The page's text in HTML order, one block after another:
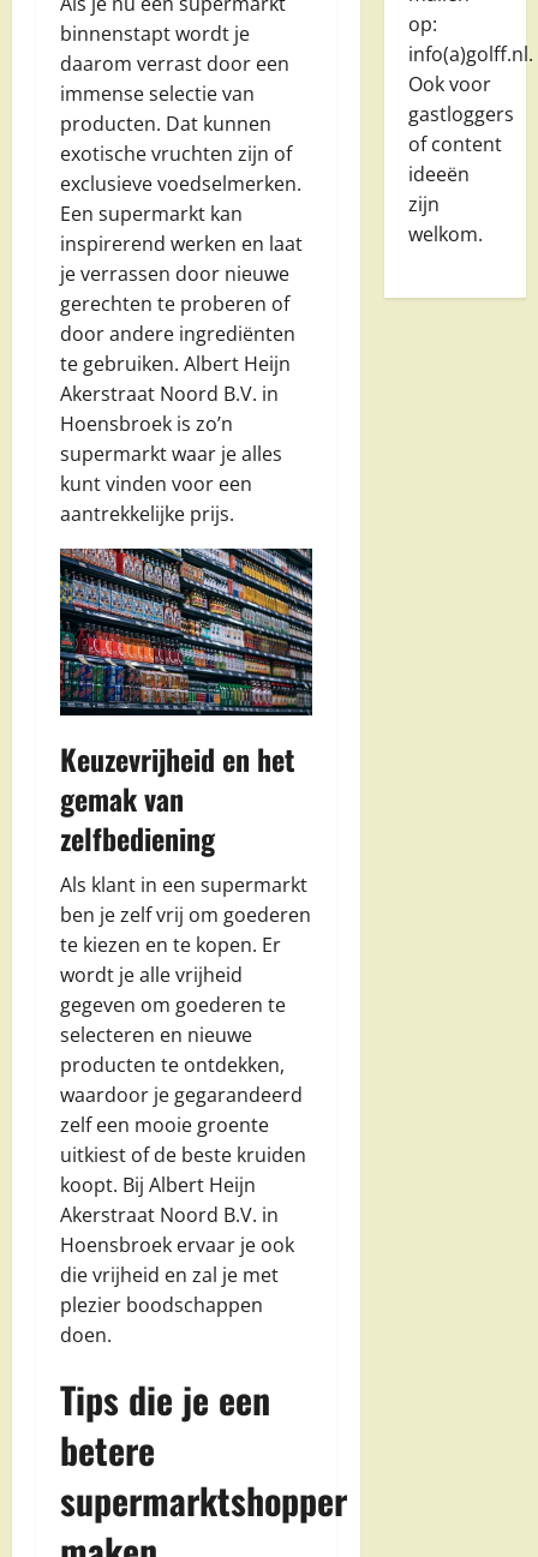
binnenstapt wordt je
daarom verrast door een
immense selectie van
producten. Dat kunnen
exotische vruchten zijn of
exclusieve voedselmerken.
Een supermarkt kan
inspirerend werken en laat
je verrassen door nieuwe
gerechten te proberen of
door andere ingrediënten
te gebruiken. Albert Heijn
Akerstraat Noord B.V. in
Hoensbroek is zo’n
supermarkt waar je alles
kunt vinden voor een
aantrekkelijke prijs.
Keuzevrijheid en het
gemak van
zelfbediening
Als klant in een supermarkt
ben je zelf vrij om goederen
te kiezen en te kopen. Er
wordt je alle vrijheid
gegeven om goederen te
selecteren en nieuwe
producten te ontdekken,
waardoor je gegarandeerd
zelf een mooie groente
uitkiest of de beste kruiden
koopt. Bij Albert Heijn
Akerstraat Noord B.V. in
Hoensbroek ervaar je ook
die vrijheid en zal je met
plezier boodschappen
doen.
Tips die je een
betere
supermarktshopper
op:
info(a)golff.nl.
Ook voor
gastloggers
of content
ideeën
zijn
welkom.